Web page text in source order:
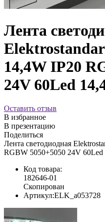
Лента
14,4W IP20
24V 60Led
Оставить отзыв
В избранное
В презентацию
Поделиться
Лента светодиодная
RGBW 5050+5050 24V
Код товара:
182646-01
Скопирован
Артикул:ELK_a053728